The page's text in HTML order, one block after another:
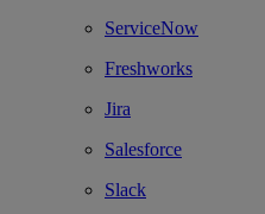
ServiceNow
Freshworks
Jira
Salesforce
Slack